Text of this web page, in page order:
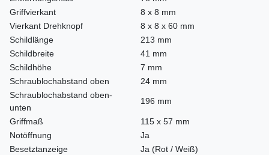
Griffvierkant
8 x 8 mm
Vierkant Drehknopf
8 x 8 x 60 mm
Schildlänge
213 mm
Schildbreite
41 mm
Schildhöhe
7 mm
Schraublochabstand oben
24 mm
Schraublochabstand oben-
unten
196 mm
Griffmaß
115 x 57 mm
Notöffnung
Ja
Besetztanzeige
Ja (Rot / Weiß)